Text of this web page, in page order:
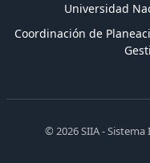
Universidad
Coordinación de
© 2026 SIIA -